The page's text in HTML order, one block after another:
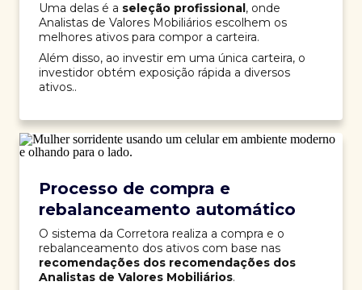
Uma delas é a seleção profissional, onde
Analistas de Valores Mobiliários escolhem os
melhores ativos para compor a carteira.
Além disso, ao investir em uma única carteira, o
investidor obtém exposição rápida a diversos
ativos..
Processo de compra e
rebalanceamento automático
O sistema da Corretora realiza a compra e o
rebalanceamento dos ativos com base nas
recomendações dos recomendações dos
Analistas de Valores Mobiliários.